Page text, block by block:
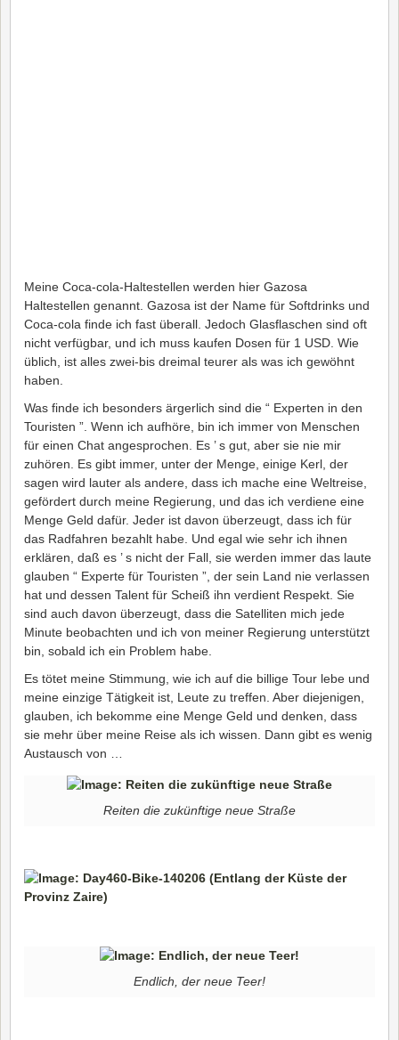
Meine Coca-cola-Haltestellen werden hier Gazosa
Haltestellen genannt. Gazosa ist der Name für Softdrinks und
Coca-cola finde ich fast überall. Jedoch Glasflaschen sind oft
nicht verfügbar, und ich muss kaufen Dosen für 1 USD. Wie
üblich, ist alles zwei-bis dreimal teurer als was ich gewöhnt
haben.
Was finde ich besonders ärgerlich sind die “ Experten in den
Touristen ”. Wenn ich aufhöre, bin ich immer von Menschen
für einen Chat angesprochen. Es ’ s gut, aber sie nie mir
zuhören. Es gibt immer, unter der Menge, einige Kerl, der
sagen wird lauter als andere, dass ich mache eine Weltreise,
gefördert durch meine Regierung, und das ich verdiene eine
Menge Geld dafür. Jeder ist davon überzeugt, dass ich für
das Radfahren bezahlt habe. Und egal wie sehr ich ihnen
erklären, daß es ’ s nicht der Fall, sie werden immer das laute
glauben “ Experte für Touristen ”, der sein Land nie verlassen
hat und dessen Talent für Scheiß ihn verdient Respekt. Sie
sind auch davon überzeugt, dass die Satelliten mich jede
Minute beobachten und ich von meiner Regierung unterstützt
bin, sobald ich ein Problem habe.
Es tötet meine Stimmung, wie ich auf die billige Tour lebe und
meine einzige Tätigkeit ist, Leute zu treffen. Aber diejenigen,
glauben, ich bekomme eine Menge Geld und denken, dass
sie mehr über meine Reise als ich wissen. Dann gibt es wenig
Austausch von …
Reiten die zukünftige neue Straße
Endlich, der neue Teer!